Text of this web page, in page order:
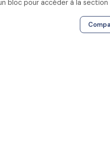
bloc pour accéder à la